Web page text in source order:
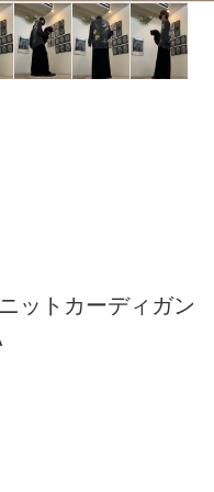
ットカーディガン